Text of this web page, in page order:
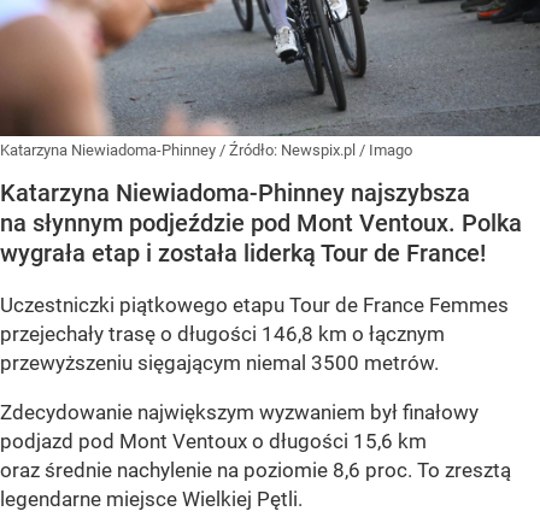
Katarzyna Niewiadoma-Phinney / Źródło: Newspix.pl / Imago
Katarzyna Niewiadoma-Phinney najszybsza
na słynnym podjeździe pod Mont Ventoux. Polka
wygrała etap i została liderką Tour de France!
Uczestniczki piątkowego etapu Tour de France Femmes
przejechały trasę o długości 146,8 km o łącznym
przewyższeniu sięgającym niemal 3500 metrów.
Zdecydowanie największym wyzwaniem był finałowy
podjazd pod Mont Ventoux o długości 15,6 km
oraz średnie nachylenie na poziomie 8,6 proc. To zresztą
legendarne miejsce Wielkiej Pętli.